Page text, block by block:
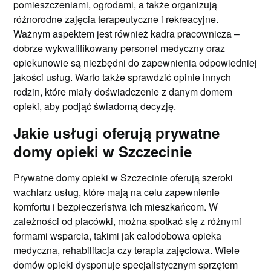
pomieszczeniami, ogrodami, a także organizują
różnorodne zajęcia terapeutyczne i rekreacyjne.
Ważnym aspektem jest również kadra pracownicza –
dobrze wykwalifikowany personel medyczny oraz
opiekunowie są niezbędni do zapewnienia odpowiedniej
jakości usług. Warto także sprawdzić opinie innych
rodzin, które miały doświadczenie z danym domem
opieki, aby podjąć świadomą decyzję.
Jakie usługi oferują prywatne
domy opieki w Szczecinie
Prywatne domy opieki w Szczecinie oferują szeroki
wachlarz usług, które mają na celu zapewnienie
komfortu i bezpieczeństwa ich mieszkańcom. W
zależności od placówki, można spotkać się z różnymi
formami wsparcia, takimi jak całodobowa opieka
medyczna, rehabilitacja czy terapia zajęciowa. Wiele
domów opieki dysponuje specjalistycznym sprzętem